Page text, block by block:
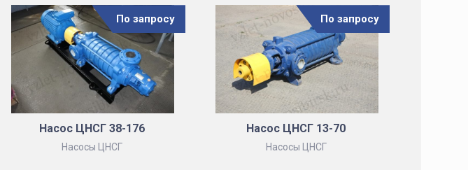
Насос ЦНСГ 38-176
Насосы ЦНСГ
По запросу
Насос ЦНСГ 13-70
Насосы ЦНСГ
По запросу